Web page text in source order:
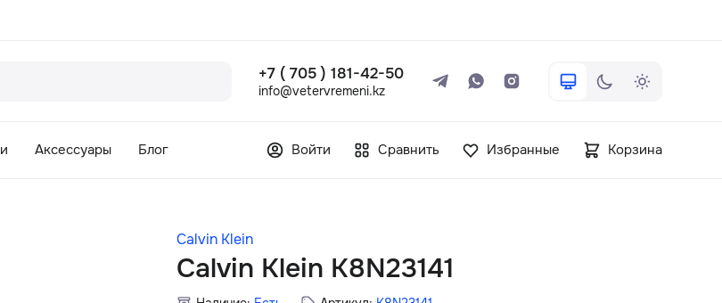
+7 ( 705 ) 181-42-50
info@vetervremeni.kz
Аксессуары Блог Войти Сравнить Избранные Корзина
Calvin Klein
Calvin Klein K8N23141
+7 ( 705 ) 181-42-50